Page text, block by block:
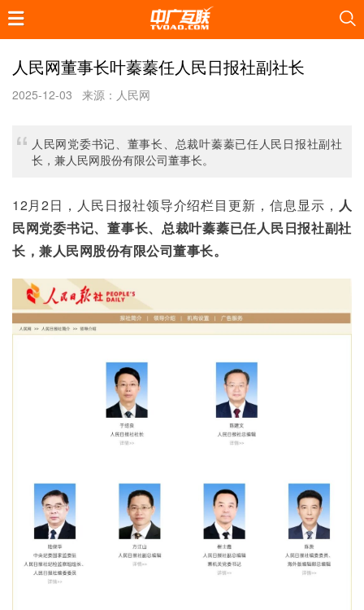
人民网董事长叶蓁蓁任人民日报社副社长
2025-12-03 来源：人民网
人民网党委书记、董事长、总裁叶蓁蓁已任人民日报社副社
长，兼人民网股份有限公司董事长。
12月2日，人民日报社领导介绍栏目更新，信息显示， 人
民网党委书记、董事长、总裁叶蓁蓁已任人民日报社副社
长，兼人民网股份有限公司董事长。